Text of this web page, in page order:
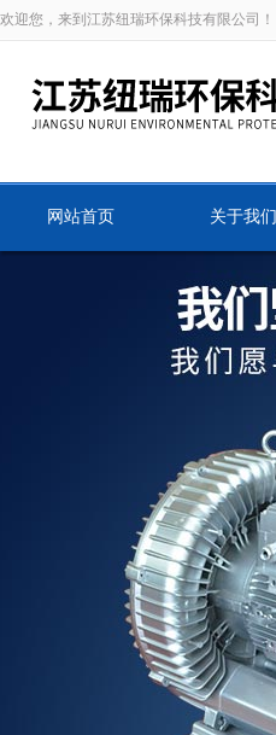
欢迎您，来到江苏纽瑞环保科技有限公司！
网站首页 关于我们